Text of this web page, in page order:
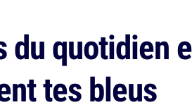
du quotidien
tes bleus